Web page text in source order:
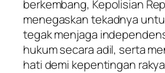
berkembang, Kepolisian
menegaskan tekadnya
tegak menjaga
hukum secara adil, serta
hati demi kepentingan